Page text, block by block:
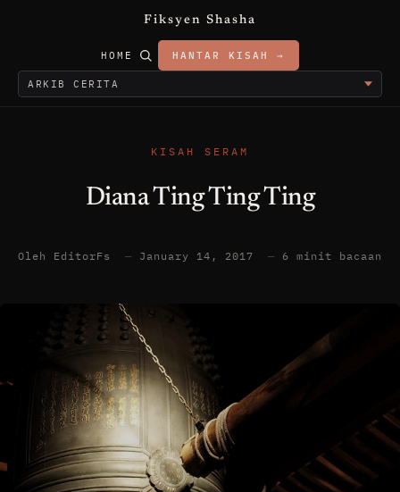
Fiksyen Shasha
HOME HANTAR KISAH →
KISAH SERAM
Diana Ting Ting Ting
Oleh EditorFs — January 14, 2017 — 6 minit bacaan